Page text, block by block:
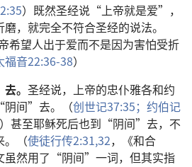
）既然圣经说“上帝就是爱”，
，就完全不符合圣经的说法。
希望人出于爱而不是因为害怕受折
福音22:36-38）
。 圣经说，上帝的忠仆雅各和约
阴间”去。（创世记37:35； 约伯记
甚至耶稣死后也到“阴间”去，不
。（使徒行传2:31,32，《和合
虽然用了“阴间”一词，但其实指